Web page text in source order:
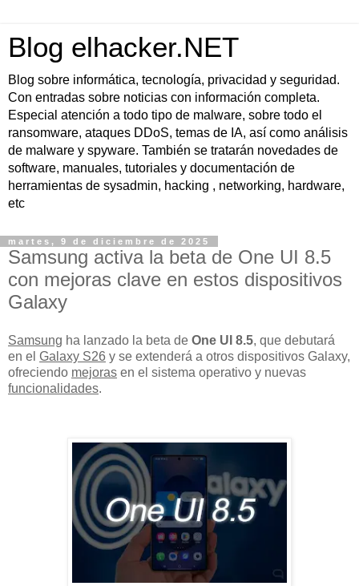
Blog elhacker.NET
Blog sobre informática, tecnología, privacidad y seguridad.
Con entradas sobre noticias con información completa.
Especial atención a todo tipo de malware, sobre todo el
ransomware, ataques DDoS, temas de IA, así como análisis
de malware y spyware. También se tratarán novedades de
software, manuales, tutoriales y documentación de
herramientas de sysadmin, hacking , networking, hardware,
etc
martes, 9 de diciembre de 2025
Samsung activa la beta de One UI 8.5
con mejoras clave en estos dispositivos
Galaxy
Samsung ha lanzado la beta de One UI 8.5, que debutará
en el Galaxy S26 y se extenderá a otros dispositivos Galaxy,
ofreciendo mejoras en el sistema operativo y nuevas
funcionalidades.